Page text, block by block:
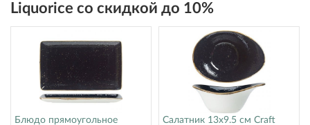
Liquorice со скидкой до 10%
Блюдо прямоугольное
Салатник 13х9.5 см Craft